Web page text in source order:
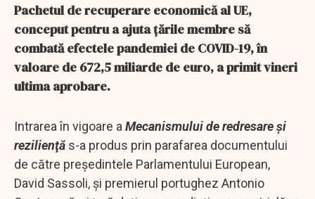
Pachetul de recuperare economică al UE,
conceput pentru a ajuta ţările membre să
combată efectele pandemiei de COVID-19, în
valoare de 672,5 miliarde de euro, a primit vineri
ultima aprobare.
Intrarea în vigoare a Mecanismului de redresare şi
rezilienţă s-a produs prin parafarea documentului
de către preşedintele Parlamentului European,
David Sassoli, şi premierul portughez Antonio